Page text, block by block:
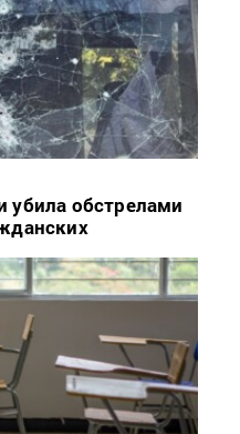
обстрелами